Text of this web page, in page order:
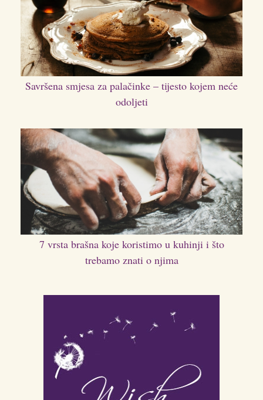
Savršena smjesa za palačinke – tijesto kojem neće
odoljeti
7 vrsta brašna koje koristimo u kuhinji i što
trebamo znati o njima